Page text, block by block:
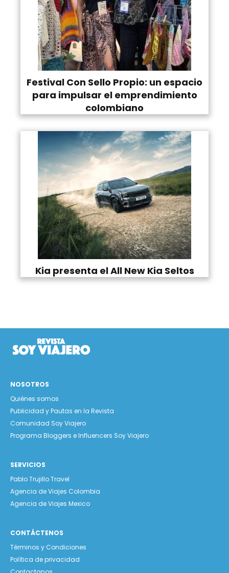
Festival Con Sello Propio: un espacio
para impulsar el emprendimiento
colombiano
Kia presenta el All New Kia Seltos
NOSOTROS
Quiénes somos
Publicidad y Pautas en la Revista
Comunidad Soy Viajero
Programa Bloggers e Influencers Soy Viajero
SERVICIOS
Pablo Trujillo Travel
Agencia de Viajes Colombia
Agencia de Viajes Mexico
CONTÁCTENOS
Términos y Condiciones
Política de privacidad